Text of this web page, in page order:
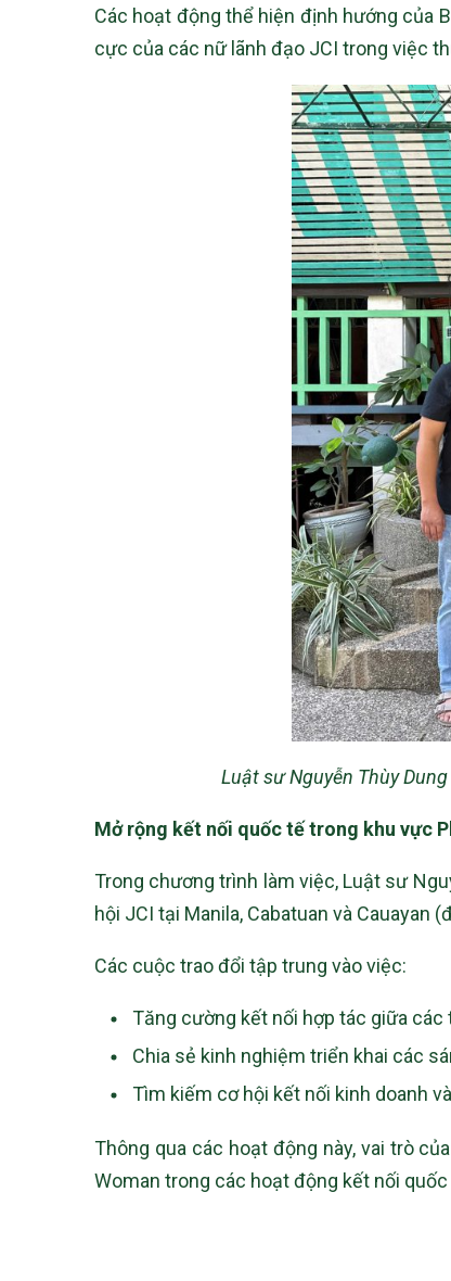
Các hoạt động thể hiện định hướng của
cực của các nữ lãnh đạo JCI trong việc
Luật sư Nguyễn Thùy
Mở rộng kết nối quốc tế trong khu vực
Trong chương trình làm việc, Luật sư
hội JCI tại Manila, Cabatuan và Cauayan
Các cuộc trao đổi tập trung vào việc:
Tăng cường kết nối hợp tác giữa
Chia sẻ kinh nghiệm triển khai các
Tìm kiếm cơ hội kết nối kinh doanh
Thông qua các hoạt động này, vai trò
Woman trong các hoạt động kết nối quốc